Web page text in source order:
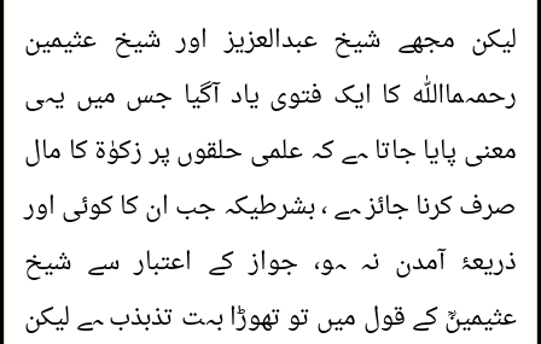
لیکن مجھے شیخ عبدالعزیز اور شیخ عثیمین
رحمہمااللہ کا ایک فتوی یاد آگیا جس میں یہی
معنی پایا جاتا ہے کہ علمی حلقوں پر زکوٰۃ کا مال
صرف کرنا جائز ہے ، بشرطیکہ جب ان کا کوئی اور
ذریعۂ آمدن نہ ہو، جواز کے اعتبار سے شیخ
عثیمینؒ کے قول میں تو تھوڑا بہت تذبذب ہے لیکن
4. خون بہا کی ادائیگی کے انشورنس کا کیا حکم
ہے؟
مکمل طور پر ذبح شدہ جانور کے خریدنے کا
حکم
6. عورتوں کا بیوٹی پارلر اور لیڈی ہئیر ڈریسر کے
1. کیا مشت زنی سے روزہ ٹوٹ جاتا ہے
( مناظر6901 )
جمعہ کا خطبہ اور اس سے پہلے
درس دینا